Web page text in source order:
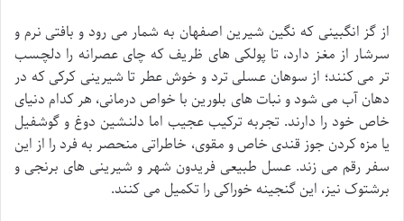
از گز انگبینی که نگین شیرین اصفهان به شمار می رود و بافتی نرم و
سرشار از مغز دارد، تا پولکی های ظریف که چای عصرانه را دلچسب
تر می کنند؛ از سوهان عسلی ترد و خوش عطر تا شیرینی کرکی که در
دهان آب می شود و نبات های بلورین با خواص درمانی، هر کدام دنیای
خاص خود را دارند. تجربه ترکیب عجیب اما دلنشین دوغ و گوشفیل
یا مزه کردن جوز قندی خاص و مقوی، خاطراتی منحصر به فرد را از این
سفر رقم می زند. عسل طبیعی فریدون شهر و شیرینی های برنجی و
برشتوک نیز، این گنجینه خوراکی را تکمیل می کنند.